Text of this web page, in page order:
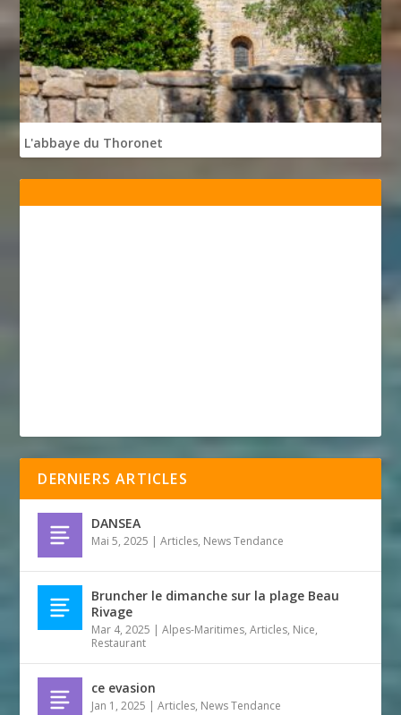
L'abbaye du Thoronet
DERNIERS ARTICLES
DANSEA
Mai 5, 2025 |Articles, News Tendance
Bruncher le dimanche sur la plage Beau
Rivage
Mar 4, 2025 |Alpes-Maritimes,Articles, Nice,
Restaurant
ce evasion
Jan 1, 2025 |Articles, News Tendance